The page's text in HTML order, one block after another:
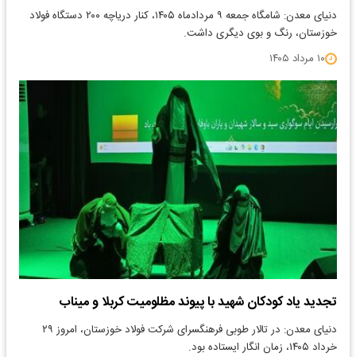
دنیای معدن: شامگاه جمعه ۹ مردادماه ۱۴۰۵، کنار دریاچه ۲۰۰ دستگاه فولاد
خوزستان، رنگ و بوی دیگری داشت.
۱۰ مرداد ۱۴۰۵
تجدید یاد کودکان شهید با پیوند مظلومیت کربلا و میناب
دنیای معدن: در تالار طوبی فرهنگسرای شرکت فولاد خوزستان، امروز ۲۹
خرداد ۱۴۰۵، زمان انگار ایستاده بود.